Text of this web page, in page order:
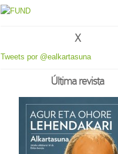
X
Tweets por @ealkartasuna
Última revista